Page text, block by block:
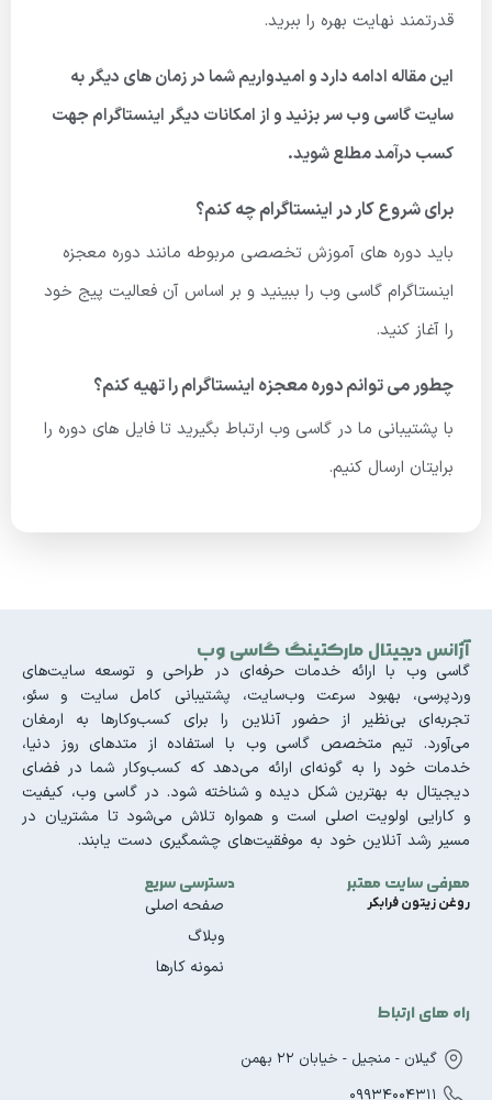
قدرتمند نهایت بهره را ببرید.
این مقاله ادامه دارد و امیدواریم شما در زمان های دیگر به
سایت گاسی وب سر بزنید و از امکانات دیگر اینستاگرام جهت
کسب درآمد مطلع شوید.
برای شروع کار در اینستاگرام چه کنم؟
باید دوره های آموزش تخصصی مربوطه مانند دوره معجزه
اینستاگرام گاسی وب را ببینید و بر اساس آن فعالیت پیج خود
را آغاز کنید.
چطور می توانم دوره معجزه اینستاگرام را تهیه کنم؟
با پشتیبانی ما در گاسی وب ارتباط بگیرید تا فایل های دوره را
برایتان ارسال کنیم.
آژانس دیجیتال مارکتینگ گاسی وب
گاسی وب با ارائه خدمات حرفه‌ای در طراحی و توسعه سایت‌های
وردپرسی، بهبود سرعت وب‌سایت، پشتیبانی کامل سایت و سئو،
تجربه‌ای بی‌نظیر از حضور آنلاین را برای کسب‌وکارها به ارمغان
می‌آورد. تیم متخصص گاسی وب با استفاده از متدهای روز دنیا،
خدمات خود را به گونه‌ای ارائه می‌دهد که کسب‌وکار شما در فضای
دیجیتال به بهترین شکل دیده و شناخته شود. در گاسی وب، کیفیت
و کارایی اولویت اصلی است و همواره تلاش می‌شود تا مشتریان در
مسیر رشد آنلاین خود به موفقیت‌های چشمگیری دست یابند.
معرفی سایت معتبر
روغن زیتون فرابکر
دسترسی سریع
صفحه اصلی
وبلاگ
نمونه کارها
راه های ارتباط
گیلان - منجیل - خیابان 22 بهمن
09934004311